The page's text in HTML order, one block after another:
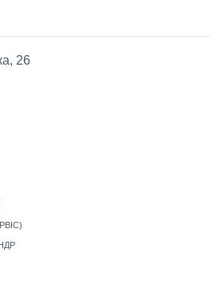
26